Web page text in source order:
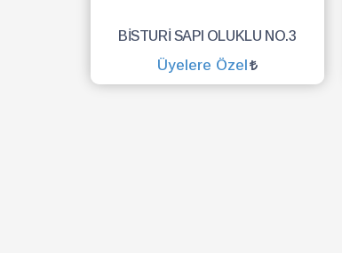
BİSTURİ SAPI OLUKLU NO.3
Üyelere Özel